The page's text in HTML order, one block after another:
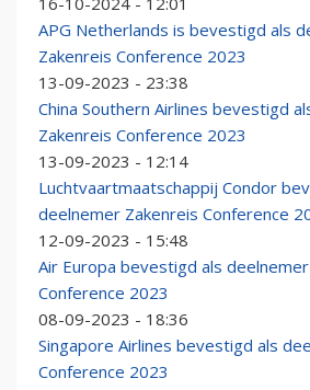
APG Netherlands is bevestigd als
Zakenreis Conference 2023
13-09-2023 - 23:38
China Southern Airlines bevestigd
Zakenreis Conference 2023
13-09-2023 - 12:14
Luchtvaartmaatschappij Condor
deelnemer Zakenreis Conference
12-09-2023 - 15:48
Air Europa bevestigd als
Conference 2023
08-09-2023 - 18:36
Singapore Airlines bevestigd als
Conference 2023